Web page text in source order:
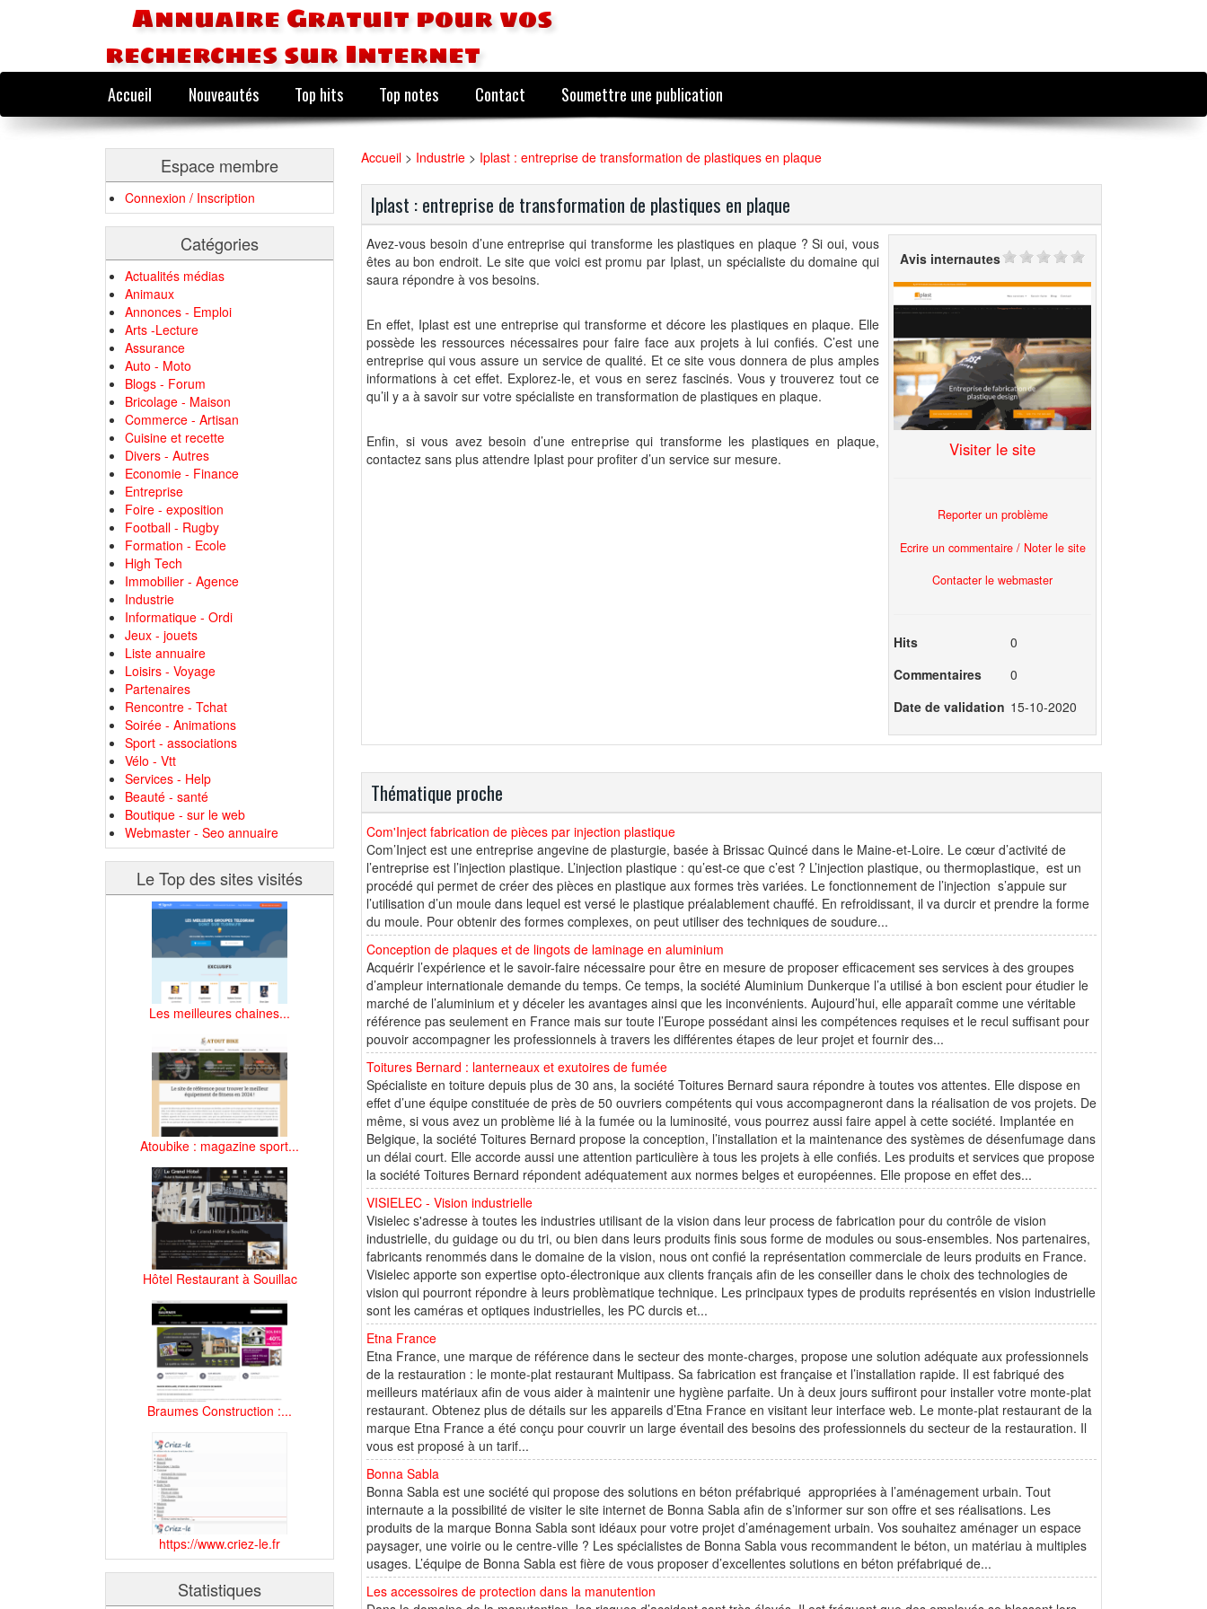
Annuaire Gratuit pour vos
recherches sur Internet
Accueil Nouveautés Top hits Top notes Contact Soumettre une publication
Espace membre
Connexion / Inscription
Catégories
Actualités médias
Animaux
Annonces - Emploi
Arts -Lecture
Assurance
Auto - Moto
Blogs - Forum
Bricolage - Maison
Commerce - Artisan
Cuisine et recette
Divers - Autres
Economie - Finance
Entreprise
Foire - exposition
Football - Rugby
Formation - Ecole
High Tech
Immobilier - Agence
Industrie
Informatique - Ordi
Jeux - jouets
Liste annuaire
Loisirs - Voyage
Partenaires
Rencontre - Tchat
Soirée - Animations
Sport - associations
Vélo - Vtt
Services - Help
Beauté - santé
Boutique - sur le web
Webmaster - Seo annuaire
Le Top des sites visités
Les meilleures chaines...
Atoubike : magazine sport...
Hôtel Restaurant à Souillac
Braumes Construction :...
https://www.criez-le.fr
Statistiques
Accueil > Industrie > Iplast : entreprise de transformation de plastiques en plaque
Iplast : entreprise de transformation de plastiques en plaque
Avez-vous besoin d’une entreprise qui transforme les plastiques en plaque ? Si oui, vous
êtes au bon endroit. Le site que voici est promu par Iplast, un spécialiste du domaine qui
saura répondre à vos besoins.
En effet, Iplast est une entreprise qui transforme et décore les plastiques en plaque. Elle
possède les ressources nécessaires pour faire face aux projets à lui confiés. C’est une
entreprise qui vous assure un service de qualité. Et ce site vous donnera de plus amples
informations à cet effet. Explorez-le, et vous en serez fascinés. Vous y trouverez tout ce
qu’il y a à savoir sur votre spécialiste en transformation de plastiques en plaque.
Enfin, si vous avez besoin d’une entreprise qui transforme les plastiques en plaque,
contactez sans plus attendre Iplast pour profiter d’un service sur mesure.
Avis internautes
Visiter le site
Reporter un problème
Ecrire un commentaire / Noter le site
Contacter le webmaster
Hits
0
Commentaires
0
Date de validation 15-10-2020
Thématique proche
Com'Inject fabrication de pièces par injection plastique
Com’Inject est une entreprise angevine de plasturgie, basée à Brissac Quincé dans le Maine-et-Loire. Le cœur d’activité de
l’entreprise est l’injection plastique. L’injection plastique : qu’est-ce que c’est ? L’injection plastique, ou thermoplastique, est un
procédé qui permet de créer des pièces en plastique aux formes très variées. Le fonctionnement de l’injection s’appuie sur
l’utilisation d’un moule dans lequel est versé le plastique préalablement chauffé. En refroidissant, il va durcir et prendre la forme
du moule. Pour obtenir des formes complexes, on peut utiliser des techniques de soudure...
Conception de plaques et de lingots de laminage en aluminium
Acquérir l’expérience et le savoir-faire nécessaire pour être en mesure de proposer efficacement ses services à des groupes
d’ampleur internationale demande du temps. Ce temps, la société Aluminium Dunkerque l’a utilisé à bon escient pour étudier le
marché de l’aluminium et y déceler les avantages ainsi que les inconvénients. Aujourd’hui, elle apparaît comme une véritable
référence pas seulement en France mais sur toute l’Europe possédant ainsi les compétences requises et le recul suffisant pour
pouvoir accompagner les professionnels à travers les différentes étapes de leur projet et fournir des...
Toitures Bernard : lanterneaux et exutoires de fumée
Spécialiste en toiture depuis plus de 30 ans, la société Toitures Bernard saura répondre à toutes vos attentes. Elle dispose en
effet d’une équipe constituée de près de 50 ouvriers compétents qui vous accompagneront dans la réalisation de vos projets. De
même, si vous avez un problème lié à la fumée ou la luminosité, vous pourrez aussi faire appel à cette société. Implantée en
Belgique, la société Toitures Bernard propose la conception, l’installation et la maintenance des systèmes de désenfumage dans
un délai court. Elle accorde aussi une attention particulière à tous les projets à elle confiés. Les produits et services que propose
la société Toitures Bernard répondent adéquatement aux normes belges et européennes. Elle propose en effet des...
VISIELEC - Vision industrielle
Visielec s'adresse à toutes les industries utilisant de la vision dans leur process de fabrication pour du contrôle de vision
industrielle, du guidage ou du tri, ou bien dans leurs produits finis sous forme de modules ou sous-ensembles. Nos partenaires,
fabricants renommés dans le domaine de la vision, nous ont confié la représentation commerciale de leurs produits en France.
Visielec apporte son expertise opto-électronique aux clients français afin de les conseiller dans le choix des technologies de
vision qui pourront répondre à leurs problèmatique technique. Les principaux types de produits représentés en vision industrielle
sont les caméras et optiques industrielles, les PC durcis et...
Etna France
Etna France, une marque de référence dans le secteur des monte-charges, propose une solution adéquate aux professionnels
de la restauration : le monte-plat restaurant Multipass. Sa fabrication est française et l’installation rapide. Il est fabriqué des
meilleurs matériaux afin de vous aider à maintenir une hygiène parfaite. Un à deux jours suffiront pour installer votre monte-plat
restaurant. Obtenez plus de détails sur les appareils d’Etna France en visitant leur interface web. Le monte-plat restaurant de la
marque Etna France a été conçu pour couvrir un large éventail des besoins des professionnels du secteur de la restauration. Il
vous est proposé à un tarif...
Bonna Sabla
Bonna Sabla est une société qui propose des solutions en béton préfabriqué appropriées à l’aménagement urbain. Tout
internaute a la possibilité de visiter le site internet de Bonna Sabla afin de s’informer sur son offre et ses réalisations. Les
produits de la marque Bonna Sabla sont idéaux pour votre projet d’aménagement urbain. Vos souhaitez aménager un espace
paysager, une voirie ou le centre-ville ? Les spécialistes de Bonna Sabla vous recommandent le béton, un matériau à multiples
usages. L’équipe de Bonna Sabla est fière de vous proposer d’excellentes solutions en béton préfabriqué de...
Les accessoires de protection dans la manutention